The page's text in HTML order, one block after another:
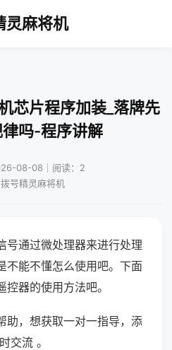
灵麻将机
芯片程序加装_落牌先
吗-程序讲解
08-08｜阅读：2
号精灵麻将机
号通过微处理器来进行处理
不能不懂怎么使用吧。下面
器的使用方法吧。
助，想获取一对一指导，添
交流 。